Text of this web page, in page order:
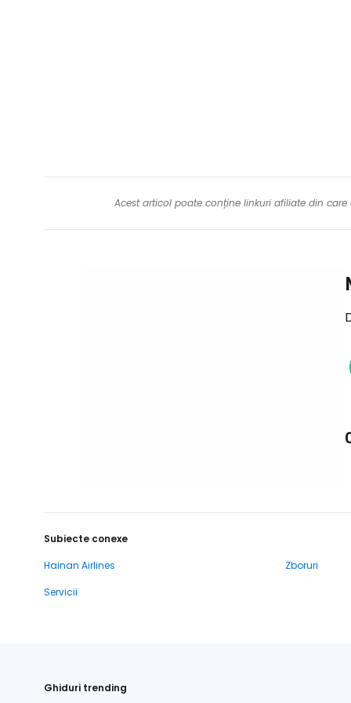
Acest articol poate conține linkuri afiliate din
Subiecte conexe
Hainan Airlines
Zboruri
Servicii
Ghiduri trending